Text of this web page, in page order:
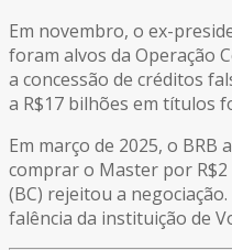
Em novembro, o ex-
foram alvos da Operação
a concessão de créditos
a R$17 bilhões em títulos
Em março de 2025, o BRB
comprar o Master por R$2
(BC) rejeitou a
falência da instituição de